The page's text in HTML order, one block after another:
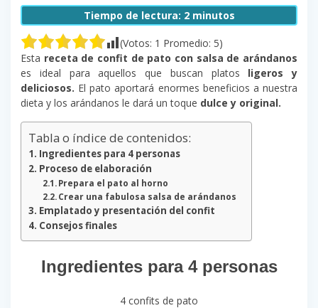
Tiempo de lectura: 2 minutos
(Votos: 1 Promedio: 5)
Esta receta de confit de pato con salsa de arándanos
es ideal para aquellos que buscan platos ligeros y
deliciosos. El pato aportará enormes beneficios a nuestra
dieta y los arándanos le dará un toque dulce y original.
Tabla o índice de contenidos:
Ingredientes para 4 personas
Proceso de elaboración
Prepara el pato al horno
Crear una fabulosa salsa de arándanos
Emplatado y presentación del confit
Consejos finales
Ingredientes para 4 personas
4 confits de pato